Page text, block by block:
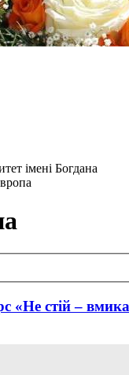
імені Богдана
«Не стій –